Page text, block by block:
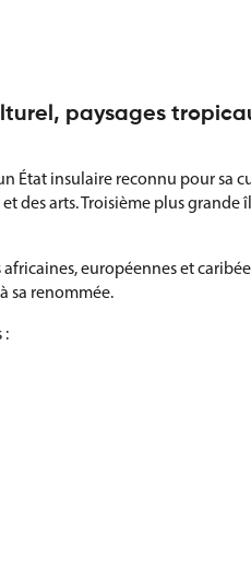
paysages
État insulaire reconnu pour sa
arts. Troisième plus grande
européennes et
sa renommée.
: